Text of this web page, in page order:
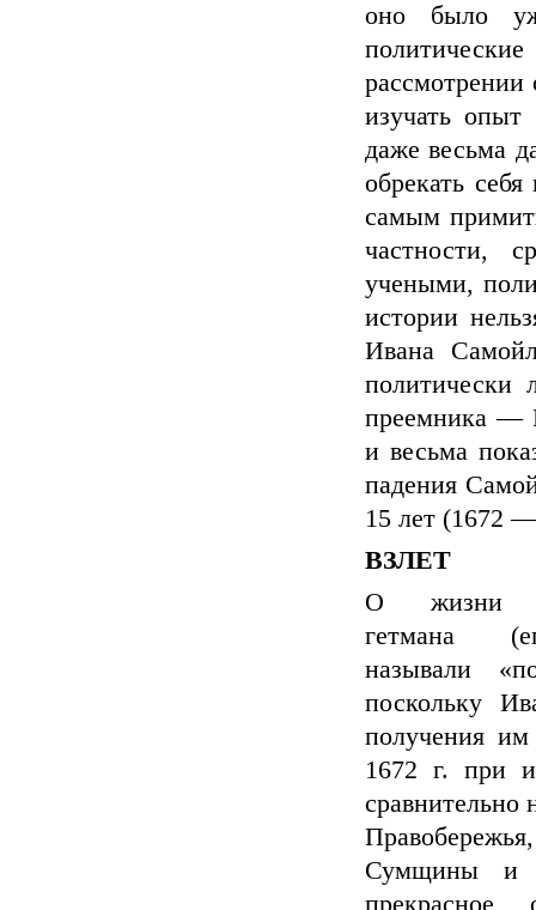
оно было
изучать опыт
даже весьма
обрекать
самым
частности,
учеными,
истории
Ивана
политически
преемника —
и весьма
падения
15 лет (1672
ВЗЛЕТ
О жизни
гетмана
называли
поскольку
получения
1672 г. при
сравнительно
Сумщины и
прекрасное